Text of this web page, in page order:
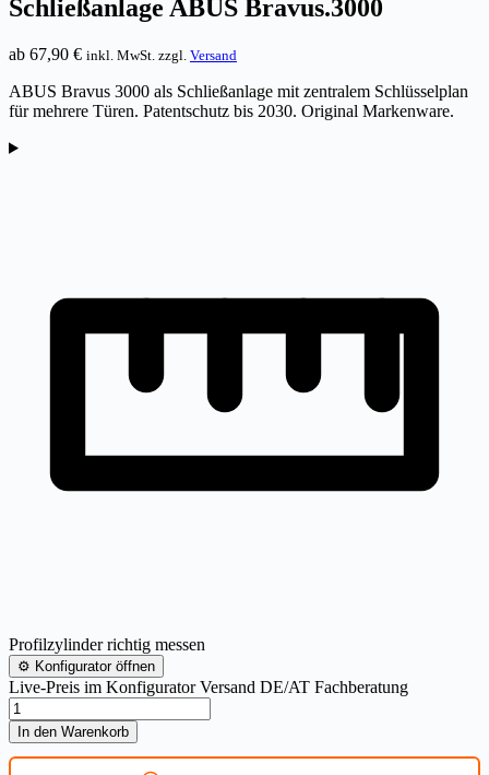
Schließanlage ABUS Bravus.3000
ab 67,90 € inkl. MwSt. zzgl. Versand
ABUS Bravus 3000 als Schließanlage mit zentralem Schlüsselplan
für mehrere Türen. Patentschutz bis 2030. Original Markenware.
Profilzylinder richtig messen
⚙ Konfigurator öffnen
Live-Preis im Konfigurator Versand DE/AT Fachberatung
Schließanlage
ABUS
Bravus.3000
Menge
In den Warenkorb